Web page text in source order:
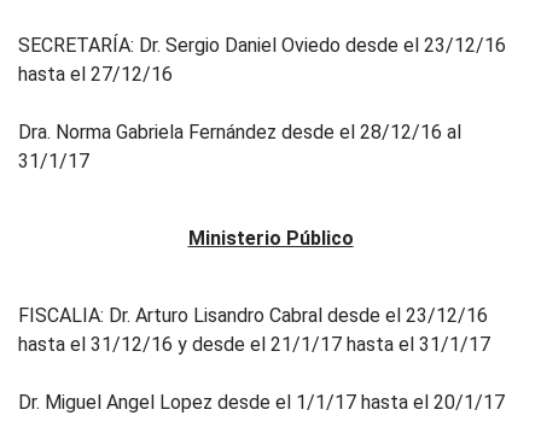
SECRETARÍA: Dr. Sergio Daniel Oviedo desde el 23/12/16
hasta el 27/12/16
Dra. Norma Gabriela Fernández desde el 28/12/16 al
31/1/17
Ministerio Público
FISCALIA: Dr. Arturo Lisandro Cabral desde el 23/12/16
hasta el 31/12/16 y desde el 21/1/17 hasta el 31/1/17
Dr. Miguel Angel Lopez desde el 1/1/17 hasta el 20/1/17